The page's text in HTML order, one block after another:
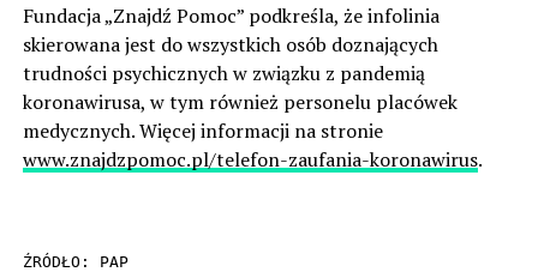
Fundacja „Znajdź Pomoc” podkreśla, że infolinia
skierowana jest do wszystkich osób doznających
trudności psychicznych w związku z pandemią
koronawirusa, w tym również personelu placówek
medycznych. Więcej informacji na stronie
www.znajdzpomoc.pl/telefon-zaufania-koronawirus.
ŹRÓDŁO: PAP